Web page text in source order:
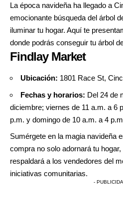
La época navideña ha llegado a
emocionante búsqueda del árbol
iluminar tu hogar. Aquí te
donde podrás conseguir tu árbol
Findlay Market
Ubicación: 1801 Race St,
Fechas y horarios: Del 24 de
diciembre; viernes de 11 a.m. a 6
p.m. y domingo de 10 a.m. a 4
Sumérgete en la magia navideña
compra no solo adornará tu
respaldará a los vendedores del
iniciativas comunitarias.
-